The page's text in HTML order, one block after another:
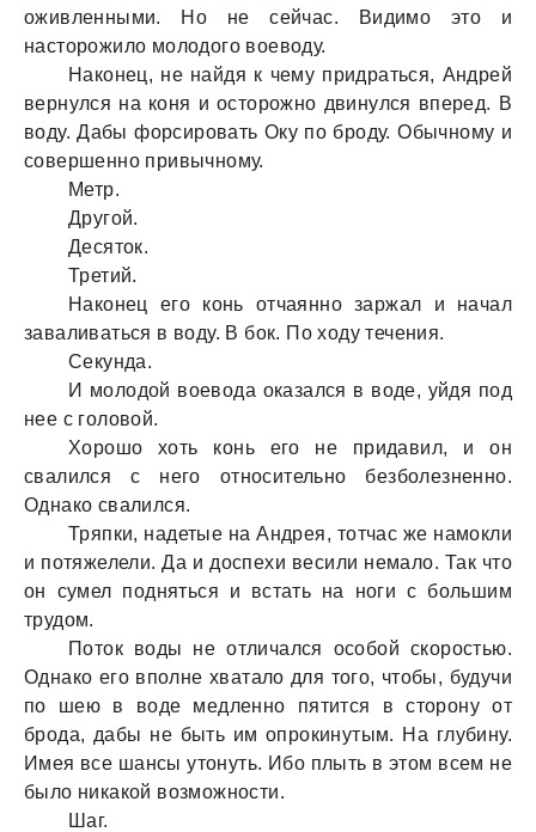
оживленными. Но не сейчас. Видимо это и
насторожило молодого воеводу.
Наконец, не найдя к чему придраться, Андрей
вернулся на коня и осторожно двинулся вперед. В
воду. Дабы форсировать Оку по броду. Обычному и
совершенно привычному.
Метр.
Другой.
Десяток.
Третий.
Наконец его конь отчаянно заржал и начал
заваливаться в воду. В бок. По ходу течения.
Секунда.
И молодой воевода оказался в воде, уйдя под
нее с головой.
Хорошо хоть конь его не придавил, и он
свалился с него относительно безболезненно.
Однако свалился.
Тряпки, надетые на Андрея, тотчас же намокли
и потяжелели. Да и доспехи весили немало. Так что
он сумел подняться и встать на ноги с большим
трудом.
Поток воды не отличался особой скоростью.
Однако его вполне хватало для того, чтобы, будучи
по шею в воде медленно пятится в сторону от
брода, дабы не быть им опрокинутым. На глубину.
Имея все шансы утонуть. Ибо плыть в этом всем не
было никакой возможности.
Шаг.